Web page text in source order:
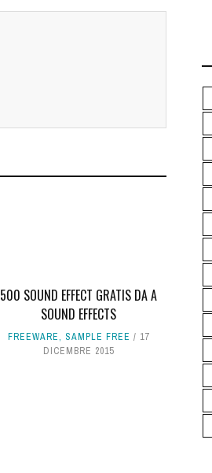
500 SOUND EFFECT GRATIS DA A
SOUND EFFECTS
FREEWARE, SAMPLE FREE
17
DICEMBRE 2015